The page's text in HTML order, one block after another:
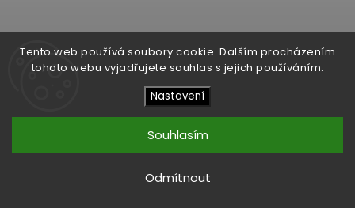
Tento web používá soubory cookie. Dalším procházením
tohoto webu vyjadřujete souhlas s jejich používáním.
Nastavení
Odmítnout
Souhlasím